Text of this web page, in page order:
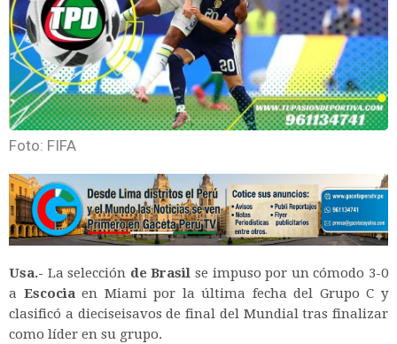
Foto: FIFA
Usa.- La selección de Brasil se impuso por un cómodo 3-0
a Escociaen Miami por la última fecha del Grupo C y
clasificó a dieciseisavos de final del Mundial tras finalizar
como líder en su grupo.